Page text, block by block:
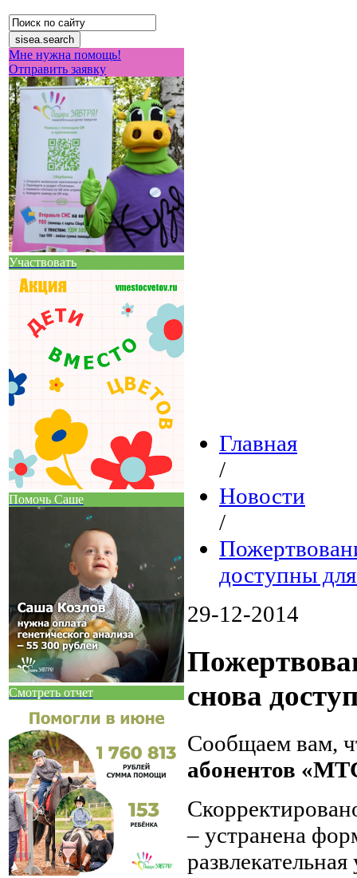
Мне нужна помощь!
Отправить заявку
Участвовать
Помочь Саше
Смотреть отчет
Главная
/
Новости
/
доступны
29-12-2014
снова
Сообщаем вам,
абонентов
– устранена
развлекательная